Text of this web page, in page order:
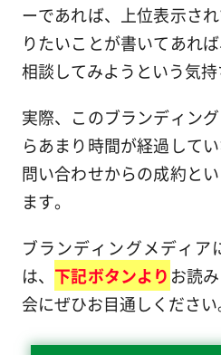
ーであれば、上位表示さ
りたいことが書いてあれ
相談してみようという気持
実際、このブランディン
らあまり時間が経過して
問い合わせからの成約と
ます。
ブランディングメディア
は、 下記ボタンより お読
会にぜひお目通しください